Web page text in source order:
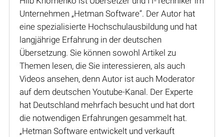
Unternehmen „Hetman Software“. Der Autor hat
eine spezialisierte Hochschulausbildung und hat
langjährige Erfahrung in der deutschen
Übersetzung. Sie können sowohl Artikel zu
Themen lesen, die Sie interessieren, als auch
Videos ansehen, denn Autor ist auch Moderator
auf dem deutschen Youtube-Kanal. Der Experte
hat Deutschland mehrfach besucht und hat dort
die notwendigen Erfahrungen gesammelt hat.
„Hetman Software entwickelt und verkauft